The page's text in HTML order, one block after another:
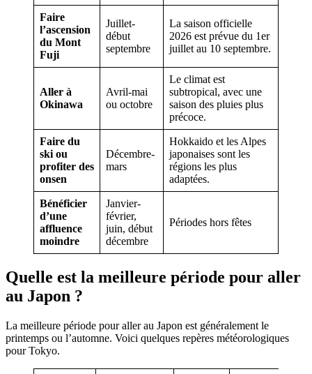
Faire
l’ascension
du Mont
Fuji
Juillet-
début
septembre
La saison officielle
2026 est prévue du 1er
juillet au 10 septembre.
Aller à
Okinawa
Avril-mai
ou octobre
Le climat est
subtropical, avec une
saison des pluies plus
précoce.
Faire du
ski ou
profiter des
onsen
Décembre-
mars
Hokkaido et les Alpes
japonaises sont les
régions les plus
adaptées.
Bénéficier
d’une
affluence
moindre
Janvier-
février,
juin, début
décembre
Périodes hors fêtes
Quelle est la meilleure période pour aller
au Japon ?
La meilleure période pour aller au Japon est généralement le
printemps ou l’automne. Voici quelques repères météorologiques
pour Tokyo.